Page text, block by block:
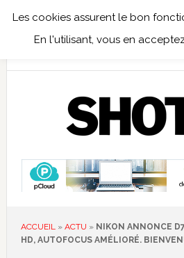
ACCUEIL » ACTU » NIKON ANNONCE
HD, AUTOFOCUS AMÉLIORÉ.
Les cookies assurent le bon
En l'utilisant, vous en